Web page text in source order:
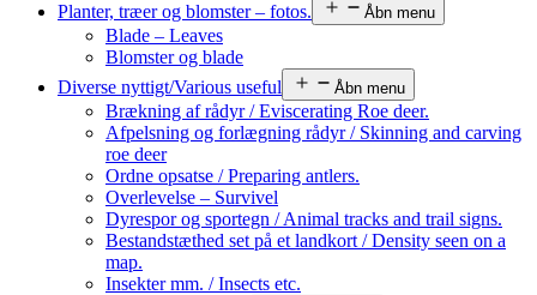
Planter, træer og blomster – fotos.
Åbn menu
Blade – Leaves
Blomster og blade
Diverse nyttigt/Various useful
Åbn menu
Brækning af rådyr / Eviscerating Roe deer.
Afpelsning og forlægning rådyr / Skinning and carving
roe deer
Ordne opsatse / Preparing antlers.
Overlevelse – Survivel
Dyrespor og sportegn / Animal tracks and trail signs.
Bestandstæthed set på et landkort / Density seen on a
map.
Insekter mm. / Insects etc.